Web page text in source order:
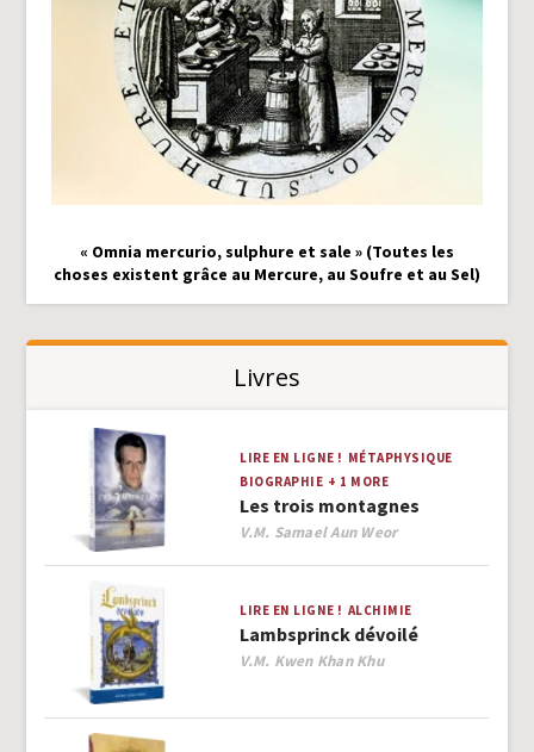
« Omnia mercurio, sulphure et sale » (Toutes les
choses existent grâce au Mercure, au Soufre et au Sel)
Livres
LIRE EN LIGNE ! MÉTAPHYSIQUE
BIOGRAPHIE + 1 MORE
Les trois montagnes
Author
V.M. Samael Aun Weor
LIRE EN LIGNE ! ALCHIMIE
Lambsprinck dévoilé
Author
V.M. Kwen Khan Khu